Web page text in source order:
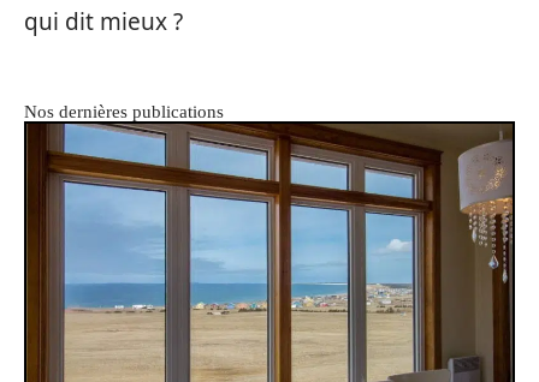
qui dit mieux ?
Nos dernières publications